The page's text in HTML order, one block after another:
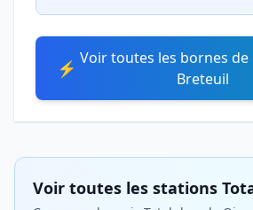
⚡ Voir toutes les bornes de
Breteuil
Voir toutes les stations